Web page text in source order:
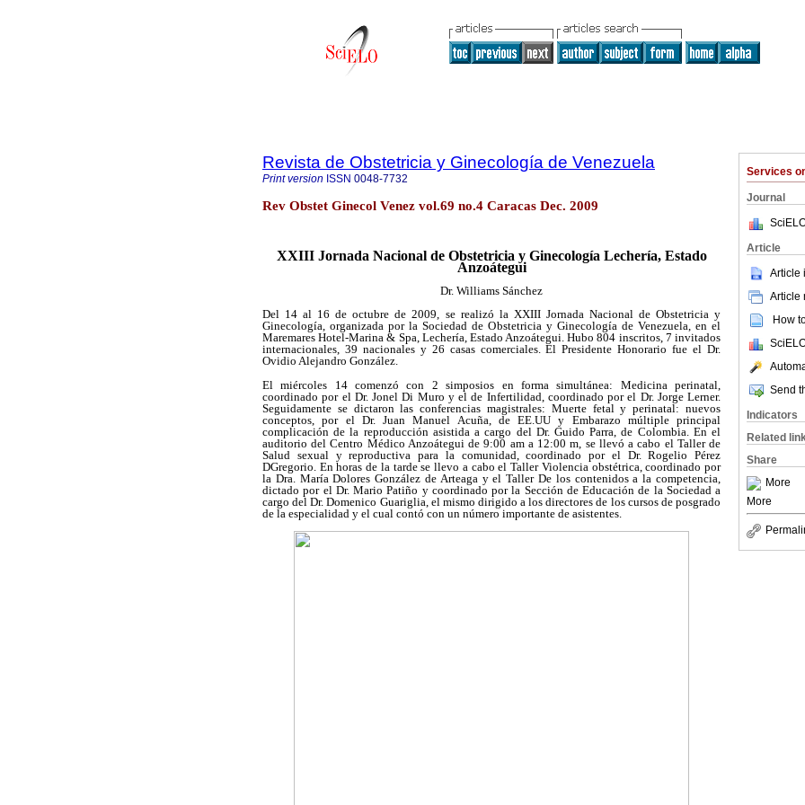
Services
Journal
Article
Article
Article
How
Send
Indicators
Related
Share
More
More
Revista de Obstetricia y Ginecología de Venezuela
Print version ISSN 0048-7732
Rev Obstet Ginecol Venez vol.69 no.4 Caracas Dec. 2009
XXIII Jornada Nacional de Obstetricia y Ginecología Lechería, Estado
Anzoátegui
Dr. Williams Sánchez
Del 14 al 16 de octubre de 2009, se realizó la XXIII Jornada Nacional de Obstetricia y
Ginecología, organizada por la Sociedad de Obstetricia y Ginecología de Venezuela, en el
Maremares Hotel-Marina & Spa, Lechería, Estado Anzoátegui. Hubo 804 inscritos, 7 invitados
internacionales, 39 nacionales y 26 casas comerciales. El Presidente Honorario fue el Dr.
Ovidio Alejandro González.
El miércoles 14 comenzó con 2 simposios en forma simultánea: Medicina perinatal,
coordinado por el Dr. Jonel Di Muro y el de Infertilidad, coordinado por el Dr. Jorge Lerner.
Seguidamente se dictaron las conferencias magistrales: Muerte fetal y perinatal: nuevos
conceptos, por el Dr. Juan Manuel Acuña, de EE.UU y Embarazo múltiple principal
complicación de la reproducción asistida a cargo del Dr. Guido Parra, de Colombia. En el
auditorio del Centro Médico Anzoátegui de 9:00 am a 12:00 m, se llevó a cabo el Taller de
Salud sexual y reproductiva para la comunidad, coordinado por el Dr. Rogelio Pérez
DGregorio. En horas de la tarde se llevo a cabo el Taller Violencia obstétrica, coordinado por
la Dra. María Dolores González de Arteaga y el Taller De los contenidos a la competencia,
dictado por el Dr. Mario Patiño y coordinado por la Sección de Educación de la Sociedad a
cargo del Dr. Domenico Guariglia, el mismo dirigido a los directores de los cursos de posgrado
de la especialidad y el cual contó con un número importante de asistentes.